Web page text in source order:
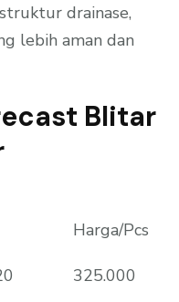
drainase,
lebih aman dan
Blitar
Harga/Pcs
325.000